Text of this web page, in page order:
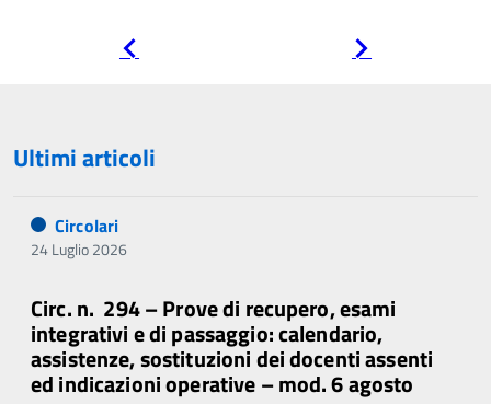
Ultimi articoli
Circolari
24 Luglio 2026
Circ. n. 294 – Prove di recupero, esami
integrativi e di passaggio: calendario,
assistenze, sostituzioni dei docenti assenti
ed indicazioni operative – mod. 6 agosto